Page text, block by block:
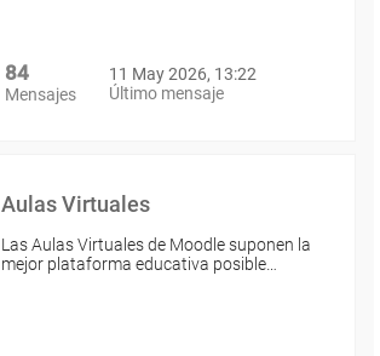
84
Mensajes
11 May 2026, 13:22
Último mensaje
Aulas Virtuales
Las Aulas Virtuales de Moodle suponen la
mejor plataforma educativa posible…